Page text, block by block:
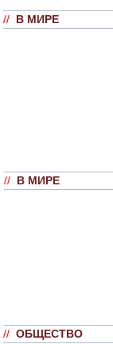
// В МИРЕ
// В МИРЕ
// ОБЩЕСТВО